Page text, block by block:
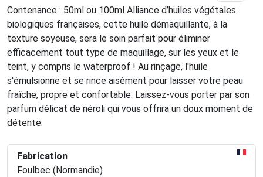
Contenance : 50ml ou 100ml Alliance d’huiles végétales
biologiques françaises, cette huile démaquillante, à la
texture soyeuse, sera le soin parfait pour éliminer
efficacement tout type de maquillage, sur les yeux et le
teint, y compris le waterproof ! Au rinçage, l'huile
s'émulsionne et se rince aisément pour laisser votre peau
fraîche, propre et confortable. Laissez-vous porter par son
parfum délicat de néroli qui vous offrira un doux moment de
détente.
Fabrication
Foulbec (Normandie)